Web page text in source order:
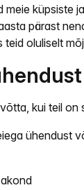
meie küpsiste
pärast
teid oluliselt
kui teil on
ühendust